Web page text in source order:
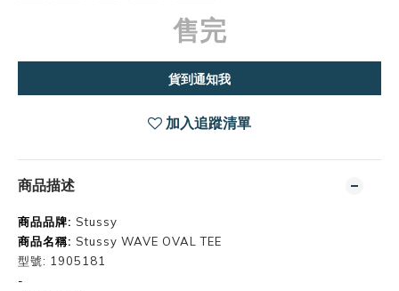
售完
貨到通知我
加入追蹤清單
商品描述
商品品牌: Stussy
商品名稱: Stussy WAVE OVAL TEE
型號: 1905181
-